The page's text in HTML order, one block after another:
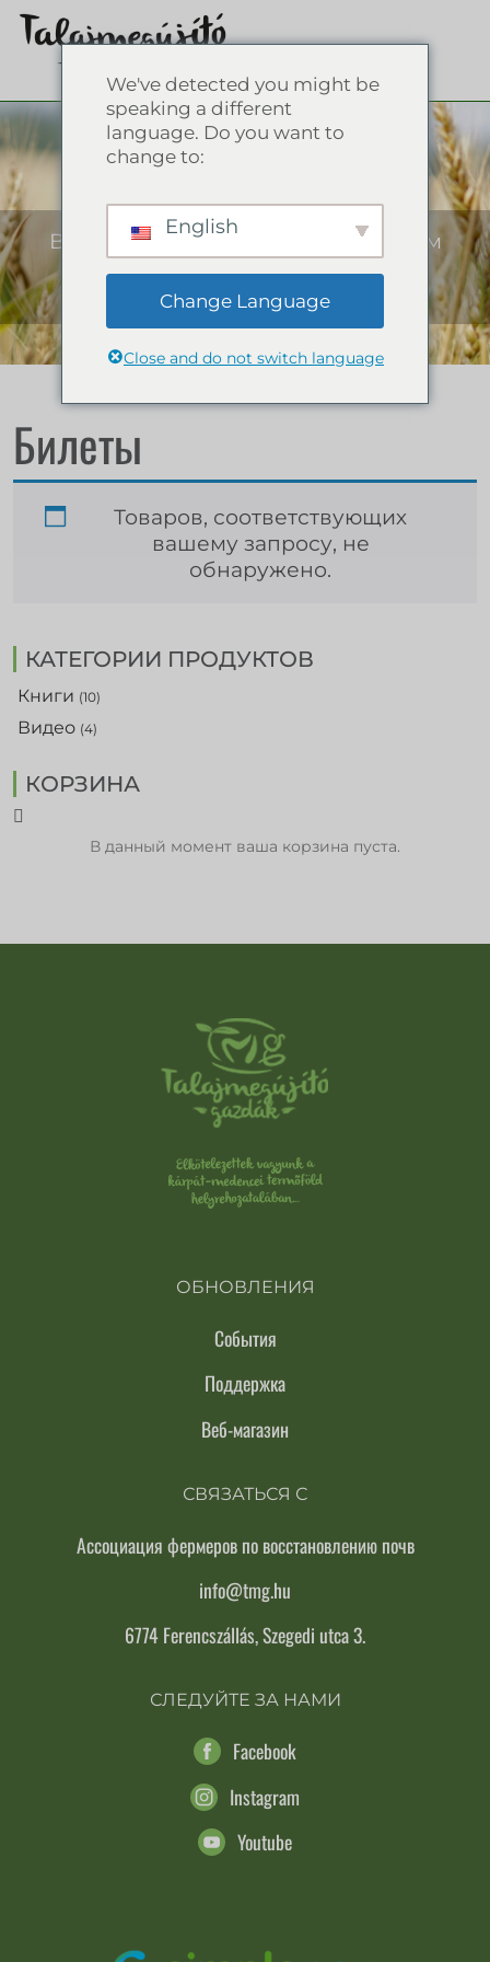
Веб-магазин
Все о восстановительном сельском
хозяйстве: книги, учебники для
устойчивого будущего!
КАТЕГОРИИ ПРОДУКТОВ
Книги (10)
Видео (4)
КОРЗИНА
В данный момент ваша корзина пуста.
Билеты
Товаров, соответствующих
вашему запросу, не
обнаружено.
ОБНОВЛЕНИЯ
События
Поддержка
Веб-магазин
СВЯЗАТЬСЯ С
Ассоциация фермеров по восстановлению почв
info@tmg.hu
6774 Ferencszállás, Szegedi utca 3.
СЛЕДУЙТЕ ЗА НАМИ
Facebook
Instagram
Youtube
We've detected you might be
speaking a different
language. Do you want to
change to:
English
Change Language
Close and do not switch language